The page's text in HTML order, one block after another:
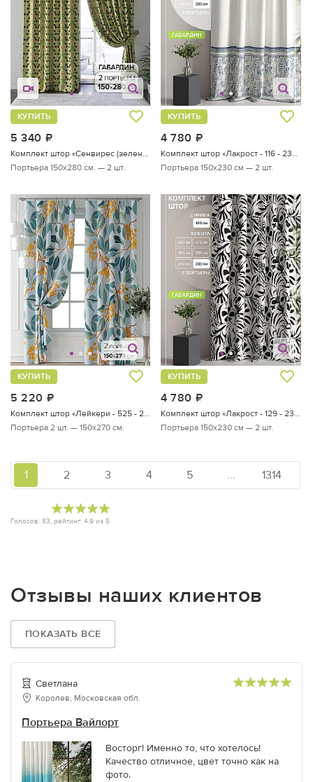
5 340
КУПИТЬ
Комплект штор «Сенвирес (зеленый)»
Портьера 150х280 см. — 2 шт.
4 780
КУПИТЬ
Комплект штор «Лакрост - 116 - 230 см»
Портьера 150х230 см — 2 шт.
5 220
КУПИТЬ
Комплект штор «Лейкери - 525 - 270 см»
Портьера 2 шт. — 150х270 см.
4 780
КУПИТЬ
Комплект штор «Лакрост - 129 - 230 см»
Портьера 150х230 см — 2 шт.
Голосов: 83, рейтинг: 4.9 из 5
1 2 3 4 5 ... 1314
Отзывы наших клиентов
ПОКАЗАТЬ ВСЕ
Светлана
Королев, Московская обл.
Портьера Вайлорт
Восторг! Именно то, что хотелось!
Качество отличное, цвет точно как на
фото.